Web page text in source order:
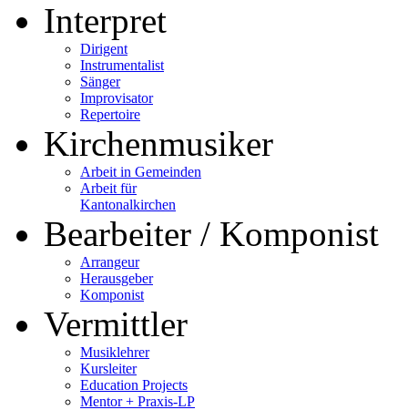
Interpret
Dirigent
Instrumentalist
Sänger
Improvisator
Repertoire
Kirchenmusiker
Arbeit in Gemeinden
Arbeit für
Kantonalkirchen
Bearbeiter / Komponist
Arrangeur
Herausgeber
Komponist
Vermittler
Musiklehrer
Kursleiter
Education Projects
Mentor + Praxis-LP